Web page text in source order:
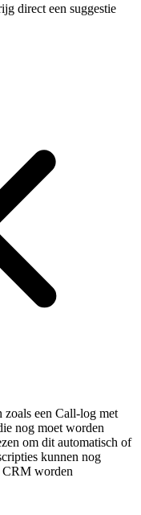
direct een suggestie
een Call-log met
nog moet worden
om dit automatisch of
kunnen nog
CRM worden